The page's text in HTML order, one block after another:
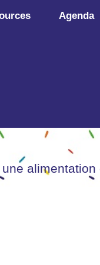
Agenda
alimentation